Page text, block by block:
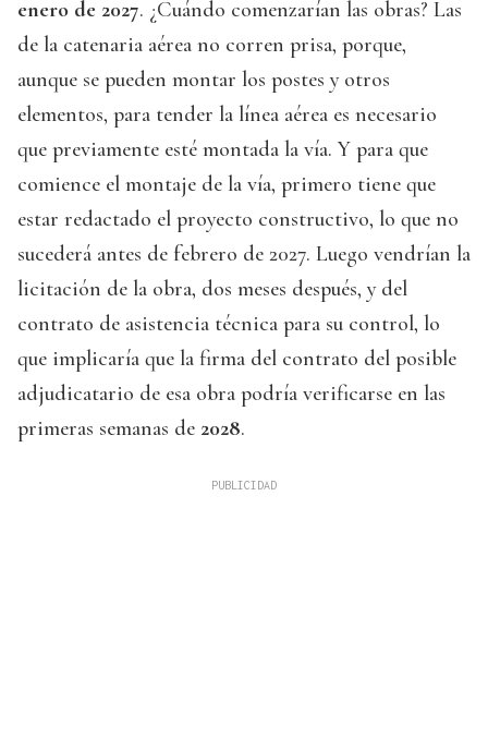
enero de 2027. ¿Cuándo comenzarían las obras? Las
de la catenaria aérea no corren prisa, porque,
aunque se pueden montar los postes y otros
elementos, para tender la línea aérea es necesario
que previamente esté montada la vía. Y para que
comience el montaje de la vía, primero tiene que
estar redactado el proyecto constructivo, lo que no
sucederá antes de febrero de 2027. Luego vendrían la
licitación de la obra, dos meses después, y del
contrato de asistencia técnica para su control, lo
que implicaría que la firma del contrato del posible
adjudicatario de esa obra podría verificarse en las
primeras semanas de 2028.